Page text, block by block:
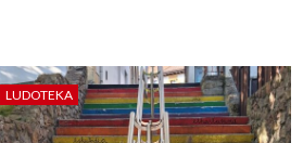
LUDOTEKA